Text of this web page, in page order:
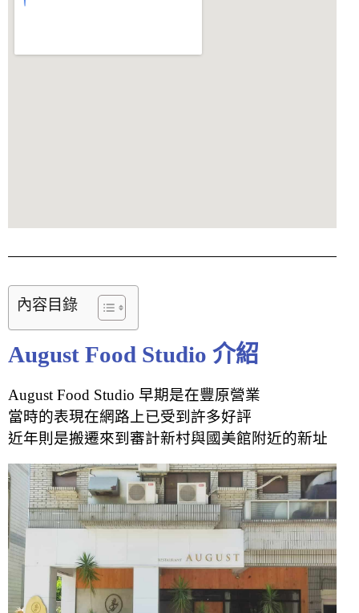
內容目錄
August Food Studio 介紹
August Food Studio 早期是在豐原營業
當時的表現在網路上已受到許多好評
近年則是搬遷來到審計新村與國美館附近的新址